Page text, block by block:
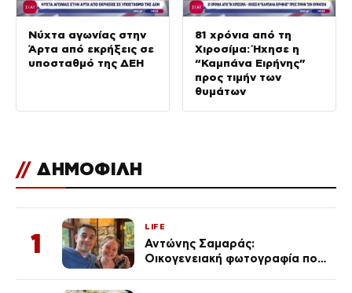
Νύχτα αγωνίας στην
Άρτα από εκρήξεις σε
υποσταθμό της ΔΕΗ
81 χρόνια από τη
Χιροσίμα: Ήχησε η
“Καμπάνα Ειρήνης”
προς τιμήν των
θυμάτων
// ΔΗΜΟΦΙΛΗ
1
LIFE
Αντώνης Σαμαράς:
Οικογενειακή φωτογραφία που